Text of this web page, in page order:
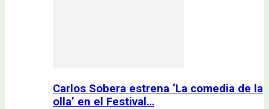
Carlos Sobera estrena ‘La comedia de la
olla’ en el Festival…